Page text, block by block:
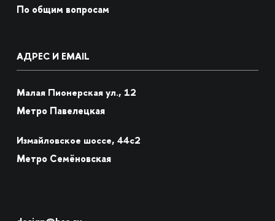
По общим вопросам
АДРЕС И EMAIL
Малая Пионерская ул., 12
Метро Павелецкая
Измайловское шоссе, 44с2
Метро Семёновская